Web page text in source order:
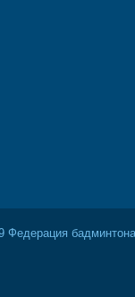
Федерация